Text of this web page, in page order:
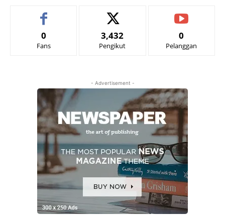
0
Fans
3,432
Pengikut
0
Pelanggan
- Advertisement -